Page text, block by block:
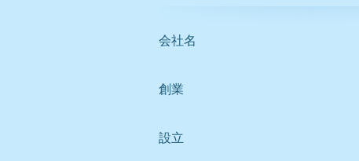
会社名
創業
設立